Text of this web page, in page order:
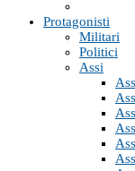
Protagonisti
Militari
Politici
Assi